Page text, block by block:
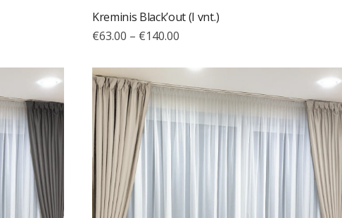
Kreminis Black’out (I vnt.)
€63.00 – €140.00